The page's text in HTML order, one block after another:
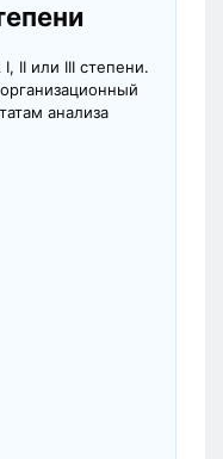
II или III степени.
анализа